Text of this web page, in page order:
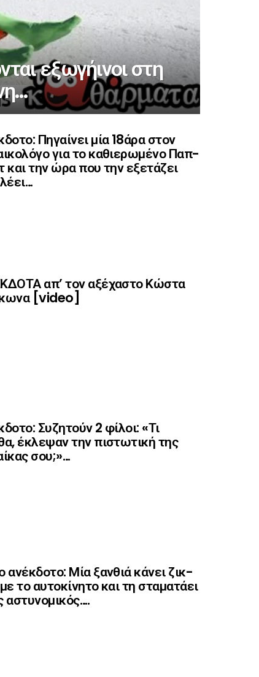
εξωγήινοι στη
Πηγαίνει μία 18άρα στον
για το καθιερωμένο Παπ-
και την ώρα που την εξετάζει
απ’ τον αξέχαστο Κώστα
[video]
Συζητούν 2 φίλοι: «Τι
έκλεψαν την πιστωτική της
σου;»…
ανέκδοτο: Μία ξανθιά κάνει ζικ-
το αυτοκίνητο και τη σταματάει
αστυνομικός….